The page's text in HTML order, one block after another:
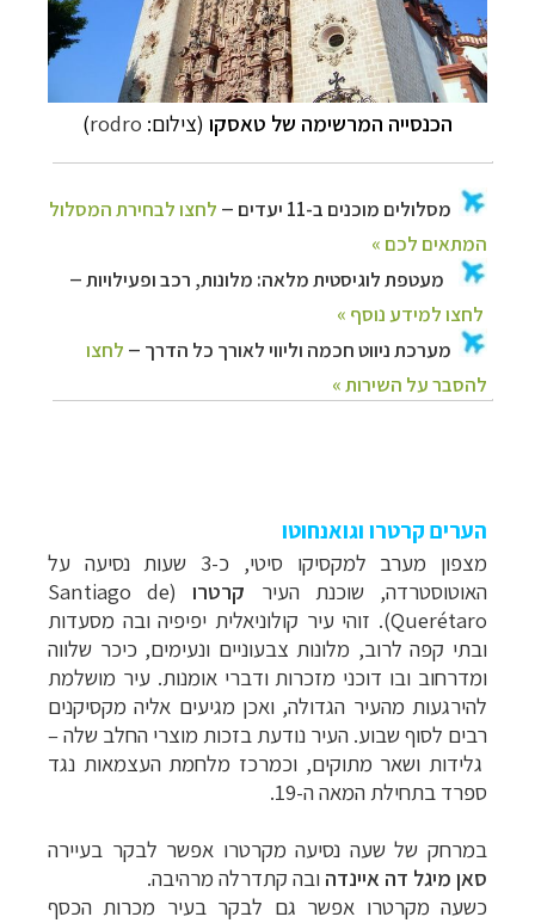
הכנסייה המרשימה של טאסקו (צילום: rodro
)
הערים קרטרו וגואנחוטו
מצפון מערב למקסיקו סיטי, כ-3 שעות נסיעה על
האוטוסטרדה, שוכנת העיר קרטרו(
Santiago de
Querétaro). זוהי עיר קולוניאלית יפיפיה ובה מסעדות
ובתי קפה לרוב, מלונות צבעוניים ונעימים, כיכר שלווה
ומדרחוב ובו דוכני מזכרות ודברי אומנות. עיר מושלמת
להירגעות מהעיר הגדולה, ואכן מגיעים אליה מקסיקנים
רבים לסוף שבוע. העיר נודעת בזכות מוצרי החלב שלה–
גלידות ושאר מתוקים, וכמרכז מלחמת העצמאות נגד
ספרד בתחילת המאה ה-
19.
במרחק של שעה נסיעה מקרטרו אפשר לבקר בעיירה
סאן מיגל דה איינדה ובה קתדרלה מרהיבה.
כשעה מקרטרו אפשר גם לבקר בעיר מכרות הכסף